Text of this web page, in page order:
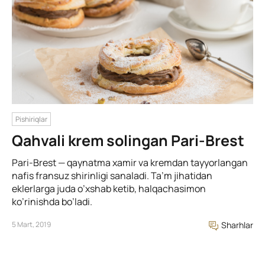
Pishiriqlar
Qahvali krem solingan Pari-Brest
Pari-Brest — qaynatma xamir va kremdan tayyorlangan
nafis fransuz shirinligi sanaladi. Ta’m jihatidan
eklerlarga juda o’xshab ketib, halqachasimon
ko’rinishda bo’ladi.
5 Mart, 2019 Sharhlar